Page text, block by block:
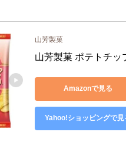
山芳製菓
山芳製菓 ポテトチッ
Amazonで見る
Yahoo!ショッピングで見